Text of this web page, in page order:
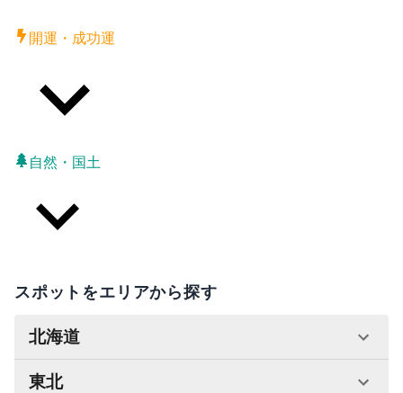
開運・成功運
自然・国土
スポットをエリアから探す
北海道
東北